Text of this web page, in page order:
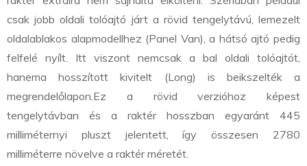
csak jobb oldali tolóajtó járt a rövid tengelytávú, lemezelt
oldalablakos alapmodellhez (Panel Van), a hátsó ajtó pedig
felfelé nyílt. Itt viszont nemcsak a bal oldali tolóajtót,
hanema hosszított kivitelt (Long) is beikszelték a
megrendelőlapon. Ez a rövid verzióhoz képest
tengelytávban és a raktér hosszban egyaránt 445
milliméternyi pluszt jelentett, így összesen 2780
milliméterre növelve a raktér méretét.